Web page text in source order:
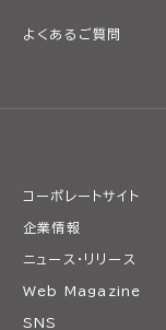
よくあるご質問
コーポレートサイト
企業情報
ニュース・リリース
Web Magazine
SNS